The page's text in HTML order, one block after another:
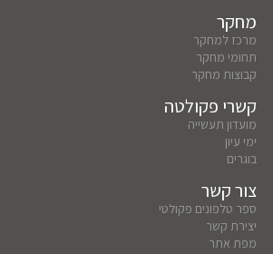
מחקר
מרכז למחקר
תחומי מחקר
קבוצות מחקר
קשרי פקולטה
מועדון תעשייה
ימי עיון
בוגרים
צור קשר
ספר טלפונים פקולטי
יצירת קשר
מפת אתר